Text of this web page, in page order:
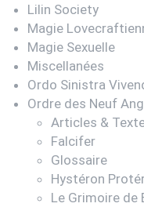
Lilin Society
Magie
Magie Sexuelle
Miscellanées
Ordo Sinistra
Ordre des Neuf
Articles &
Falcifer
Glossaire
Hystéron
Le Grimoire de